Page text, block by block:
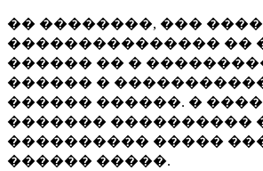
�� ��������, ���
��������������� ��
������ �� �
������ �
������ ������. �
������� ����������
���������� �����
������ �����.